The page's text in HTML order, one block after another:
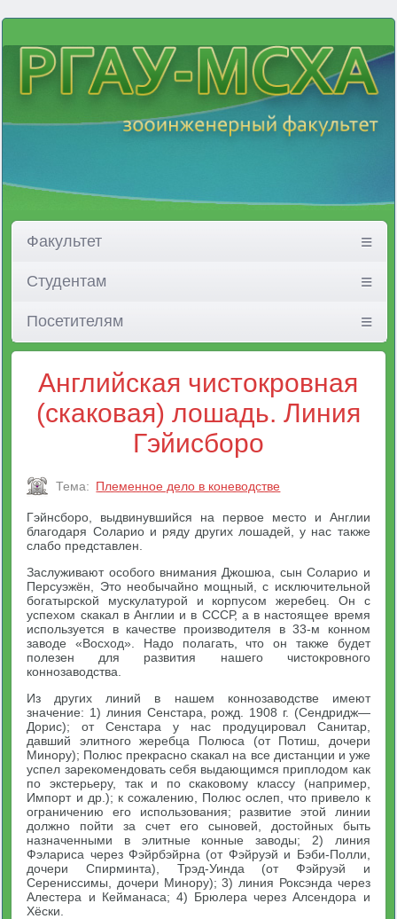
Факультет
Студентам
Посетителям
Английская чистокровная
(скаковая) лошадь. Линия
Гэйисборо
Тема: Племенное дело в коневодстве
Гэйнсборо, выдвинувшийся на первое место и Англии
благодаря Соларио и ряду других лошадей, у нас также
слабо представлен.
Заслуживают особого внимания Джошюа, сын Соларио и
Персуэжён, Это необычайно мощный, с исключительной
богатырской мускулатурой и корпусом жеребец. Он с
успехом скакал в Англии и в СССР, а в настоящее время
используется в качестве производителя в 33-м конном
заводе «Восход». Надо полагать, что он также будет
полезен для развития нашего чистокровного
коннозаводства.
Из других линий в нашем коннозаводстве имеют
значение: 1) линия Сенстара, рожд. 1908 г. (Сендридж—
Дорис); от Сенстара у нас продуцировал Санитар,
давший элитного жеребца Полюса (от Потиш, дочери
Минору); Полюс прекрасно скакал на все дистанции и уже
успел зарекомендовать себя выдающимся приплодом как
по экстерьеру, так и по скаковому классу (например,
Импорт и др.); к сожалению, Полюс ослеп, что привело к
ограничению его использования; развитие этой линии
должно пойти за счет его сыновей, достойных быть
назначенными в элитные конные заводы; 2) линия
Фэлариса через Фэйрбэйрна (от Фэйруэй и Бэби-Полли,
дочери Спирминта), Трэд-Уинда (от Фэйруэй и
Серениссимы, дочери Минору); 3) линия Роксэнда через
Алестера и Кейманаса; 4) Брюлера через Алсендора и
Хёски.